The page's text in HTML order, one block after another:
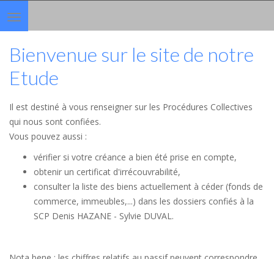
Toggle
navigation
Bienvenue sur le site de notre
Etude
Il est destiné à vous renseigner sur les Procédures Collectives
qui nous sont confiées.
Vous pouvez aussi :
vérifier si votre créance a bien été prise en compte,
obtenir un certificat d'irrécouvrabilité,
consulter la liste des biens actuellement à céder (fonds de
commerce, immeubles,...) dans les dossiers confiés à la
SCP Denis HAZANE - Sylvie DUVAL.